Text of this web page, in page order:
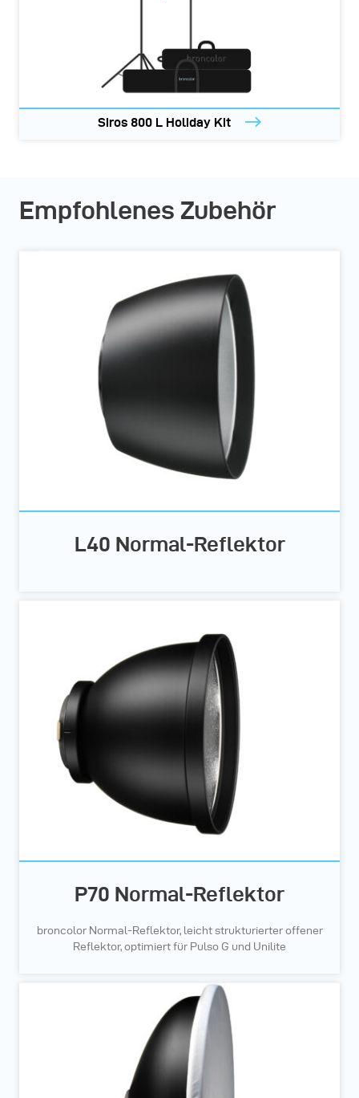
Siros 800 L Holiday Kit
Empfohlenes Zubehör
L40 Normal-Reflektor
P70 Normal-Reflektor
broncolor Normal-Reflektor, leicht strukturierter offener
Reflektor, optimiert für Pulso G und Unilite